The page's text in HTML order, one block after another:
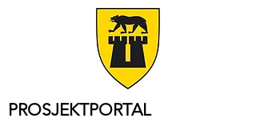
PROSJEKTPORTAL